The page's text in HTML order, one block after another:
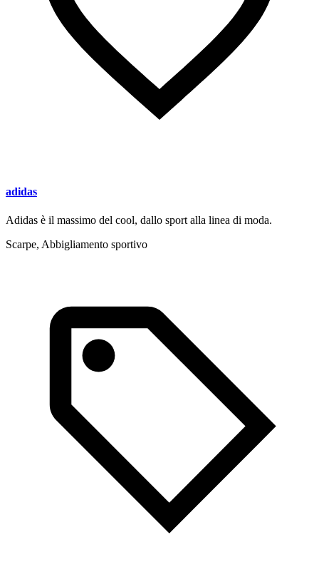
adidas
Adidas è il massimo del cool, dallo sport alla linea di moda.
Scarpe, Abbigliamento sportivo